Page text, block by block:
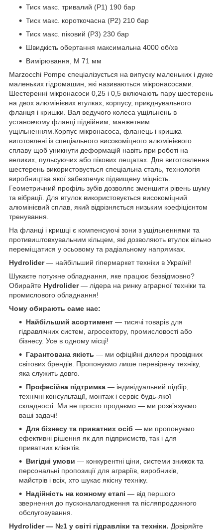
Тиск макс. тривалий (Р1) 190 бар
Тиск макс. короткочасна (Р2) 210 бар
Тиск макс. піковий (Р3) 230 бар
Швидкість обертання максимальна 4000 об/хв
Вимірювання, M 71 мм
Marzocchi Pompe спеціалізується на випуску маленьких і дуже
маленьких гідромашин, які називаються мікронасосами.
Шестеренні мікронасоси 0,25 і 0,5 включають пару шестерень
на двох алюмінієвих втулках, корпусу, приєднувального
фланця і кришки. Вал ведучого колеса ущільнень в
установчому фланці підвійним, манжетним
ущільненням.Корпус мікронасоса, фланець і кришка
виготовлені із спеціального високоміцного алюмінієвого
сплаву щоб уникнути деформацій навіть при роботі на
великих, пульсуючих або пікових лещатах. Для виготовлення
шестерень використовується спеціальна сталь, технологія
виробництва якої забезпечує підвищену міцність.
Геометричний профіль зубів дозволяє зменшити рівень шуму
та вібрації. Для втулок використовується високоміцний
алюмінієвий сплав, який відрізняється низьким коефіцієнтом
тренування.
На фланці і кришці є компенсуючі зони з ущільненнями та
противиштовхувальним кільцем, які дозволяють втулок вільно
переміщатися у осьовому та радіальному напрямках.
Hydrolider— найбільший гіпермаркет техніки в Україні!
Шукаєте потужне обладнання, яке працює безвідмовно?
Обирайте Hydrolider— лідера на ринку аграрної техніки та
промислового обладнання!
Чому обирають саме нас:
Найбільший асортимент — тисячі товарів для
гідравлічних систем, агросектору, промисловості або
бізнесу. Усе в одному місці!
Гарантована якість — ми офіційні дилери провідних
світових брендів. Пропонуємо лише перевірену техніку,
яка служить довго.
Професійна підтримка — індивідуальний підбір,
технічні консультації, монтаж і сервіс будь-якої
складності. Ми не просто продаємо — ми розв’язуємо
ваші задачі!
Для бізнесу та приватних осіб — ми пропонуємо
ефективні рішення як для підприємств, так і для
приватних клієнтів.
Вигідні умови — конкурентні ціни, системи знижок та
персональні пропозиції для аграріїв, виробників,
майстрів і всіх, хто шукає якісну техніку.
Надійність на кожному етапі — від першого
звернення до пусконалагодження та післяпродажного
обслуговування.
Hydrolider — №1 у світі гідравліки та техніки. Довіряйте